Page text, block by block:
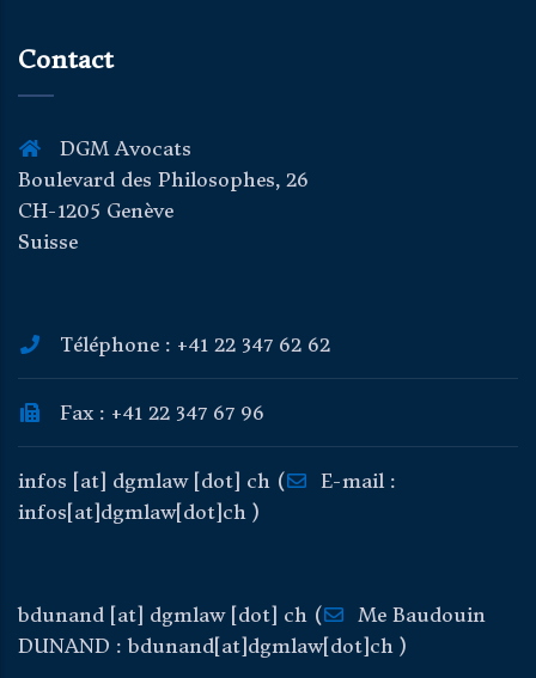
Contact
DGM Avocats
Boulevard des Philosophes, 26
CH-1205 Genève
Suisse
Téléphone : +41 22 347 62 62
Fax : +41 22 347 67 96
infos [at] dgmlaw[dot] ch (
E-mail :
infos[at]dgmlaw[dot]ch )
bdunand [at] dgmlaw[dot] ch (
Me Baudouin
DUNAND : bdunand[at]dgmlaw[dot]ch )